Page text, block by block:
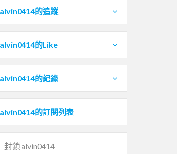
alvin0414的追蹤
alvin0414的Like
alvin0414的紀錄
alvin0414的訂閱列表
封鎖 alvin0414